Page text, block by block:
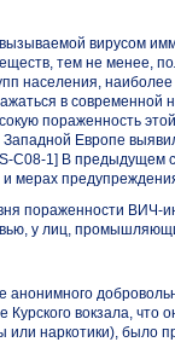
вирусом
тем не менее,
населения,
в
пораженность
Европе
C08-1] В предыдущем
и мерах
пораженности ВИЧ-
у лиц,
вокзала, что
или наркотики), было